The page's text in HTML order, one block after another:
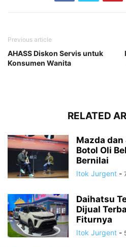
Previous article
AHASS Diskon Servis untuk
Konsumen Wanita
RELATED
Mazda
Botol Oli
Bernilai
Itok Jurgent -
Daihatsu
Dijual
Fiturnya
Itok Jurgent -